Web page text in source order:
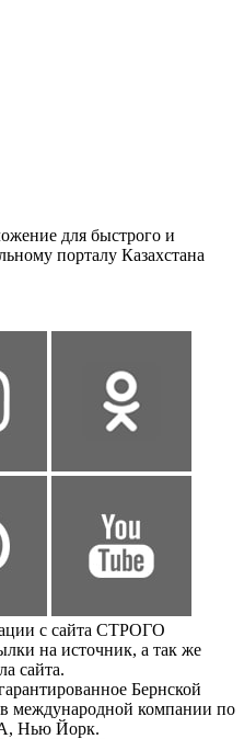
для быстрого и
порталу Казахстана
с сайта СТРОГО
на источник, а так же
сайта.
Бернской
международной компании по
Нью Йорк.